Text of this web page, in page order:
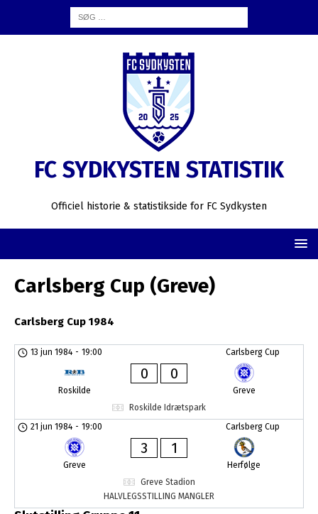
FC SYDKYSTEN STATISTIK
Officiel historie & statistikside for FC Sydkysten
Carlsberg Cup (Greve)
Carlsberg Cup 1984
Carlsberg Cup
13 jun 1984 - 19:00
Roskilde
0 0
Greve
Roskilde Idrætspark
Carlsberg Cup
21 jun 1984 - 19:00
Greve
3 1
Herfølge
Greve Stadion
HALVLEGSSTILLING MANGLER